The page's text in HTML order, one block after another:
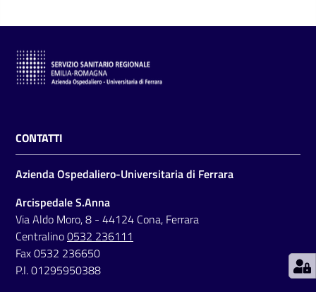
r
t
a
d
e
i
S
e
r
CONTATTI
Azienda Ospedaliero-Universitaria di Ferrara
Arcispedale S.Anna
Via Aldo Moro, 8 - 44124 Cona, Ferrara
Centralino0532 236111
Fax 0532 236650
P.I. 01295950388